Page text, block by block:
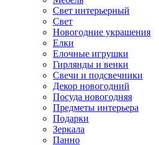
Свет интерьерный
Свет
Новогодние украшения
Елки
Елочные игрушки
Гирлянды и венки
Свечи и подсвечники
Декор новогодний
Посуда новогодняя
Предметы интерьера
Подарки
Зеркала
Панно